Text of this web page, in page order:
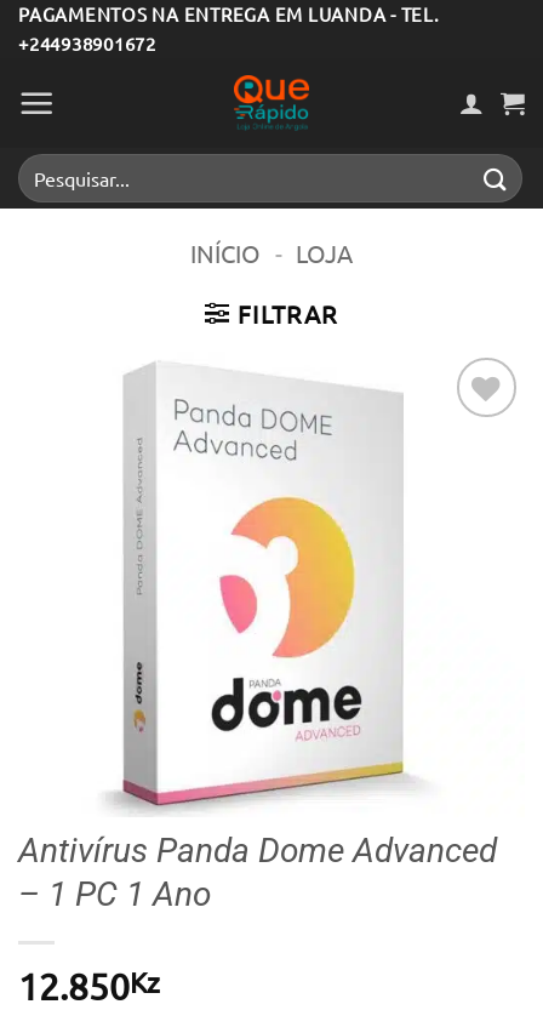
Skip
to
content
PAGAMENTOS NA ENTREGA EM LUANDA - TEL.
+244938901672
Pesquisar
por:
INÍCIO - LOJA
FILTRAR
Antivírus Panda Dome Advanced
– 1 PC 1 Ano
12.850Kz